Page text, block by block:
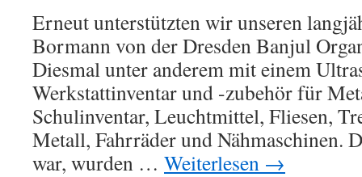
Erneut unterstützten wir unseren
Bormann von der Dresden Banjul
Diesmal unter anderem mit einem
Werkstattinventar und -zubehör für
Schulinventar, Leuchtmittel, Fliesen,
Metall, Fahrräder und Nähmaschinen.
war, wurden … Weiterlesen →